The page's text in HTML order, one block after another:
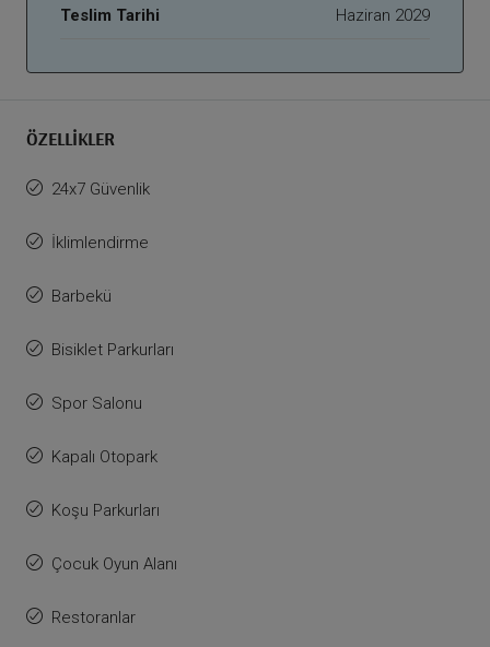
Teslim Tarihi Haziran 2029
ÖZELLIKLER
24x7 Güvenlik
İklimlendirme
Barbekü
Bisiklet Parkurları
Spor Salonu
Kapalı Otopark
Koşu Parkurları
Çocuk Oyun Alanı
Restoranlar